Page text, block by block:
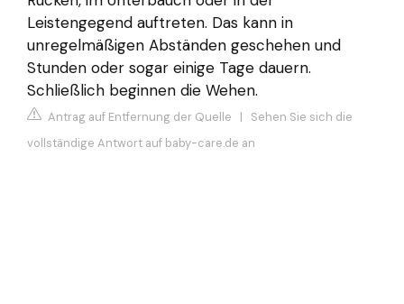
Leistengegend auftreten. Das kann in
unregelmäßigen Abständen geschehen und
Stunden oder sogar einige Tage dauern.
Schließlich beginnen die Wehen.
Antrag auf Entfernung der Quelle | Sehen Sie sich die
vollständige Antwort auf baby-care.de an